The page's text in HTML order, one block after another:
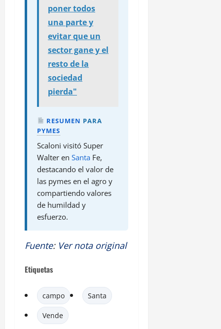
poner todos
una parte y
evitar que un
sector gane y el
resto de la
sociedad
pierda"
RESUMEN PARA
PYMES
Scaloni visitó Super
Walter en Santa Fe,
destacando el valor de
las pymes en el agro y
compartiendo valores
de humildad y
esfuerzo.
Fuente: Ver nota original
Etiquetas
campo Santa
Vende